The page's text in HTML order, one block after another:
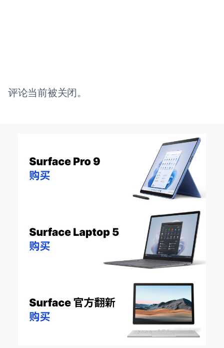
评论当前被关闭。